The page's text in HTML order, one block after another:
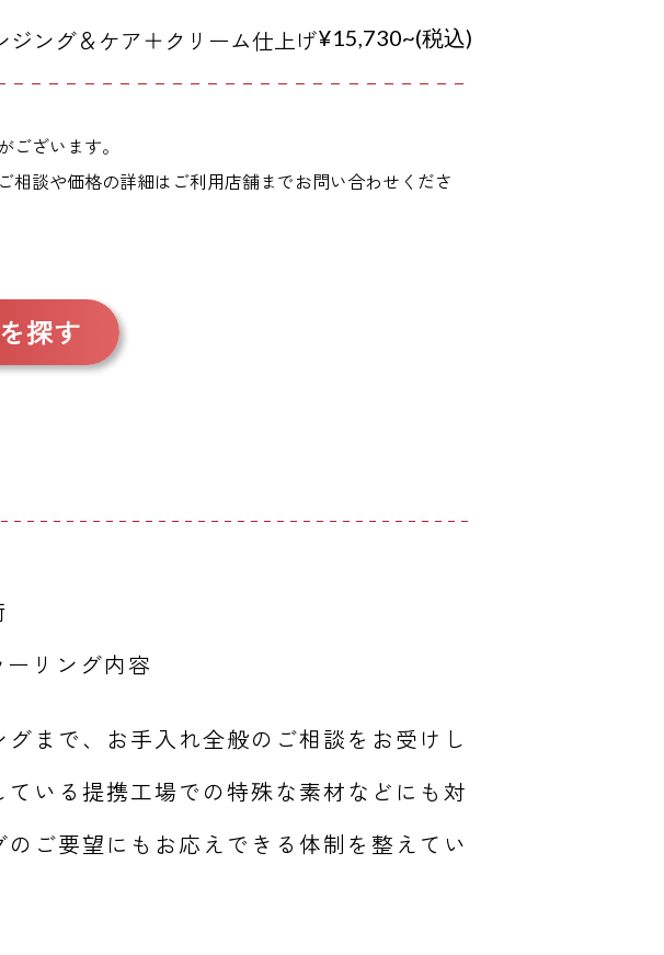
ジング＆ケア＋クリーム仕上げ¥15,730~(税込)
ざいます。
談や価格の詳細はご利用店舗までお問い合わせくださ
探す
リング内容
まで、お手入れ全般のご相談をお受けし
いる提携工場での特殊な素材などにも対
ご要望にもお応えできる体制を整えてい